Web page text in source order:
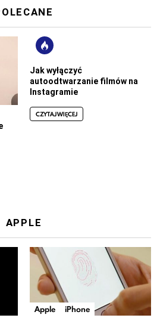
Jak wyłączyć
autoodtwarzanie filmów na
Instagramie
CZYTAJ WIĘCEJ
APPLE
Apple iPhone